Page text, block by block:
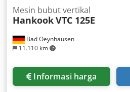
Bad Oeynhausen
11.110 km
Mesin bubut vertikal
HankookVTC 125E
Informasi harga